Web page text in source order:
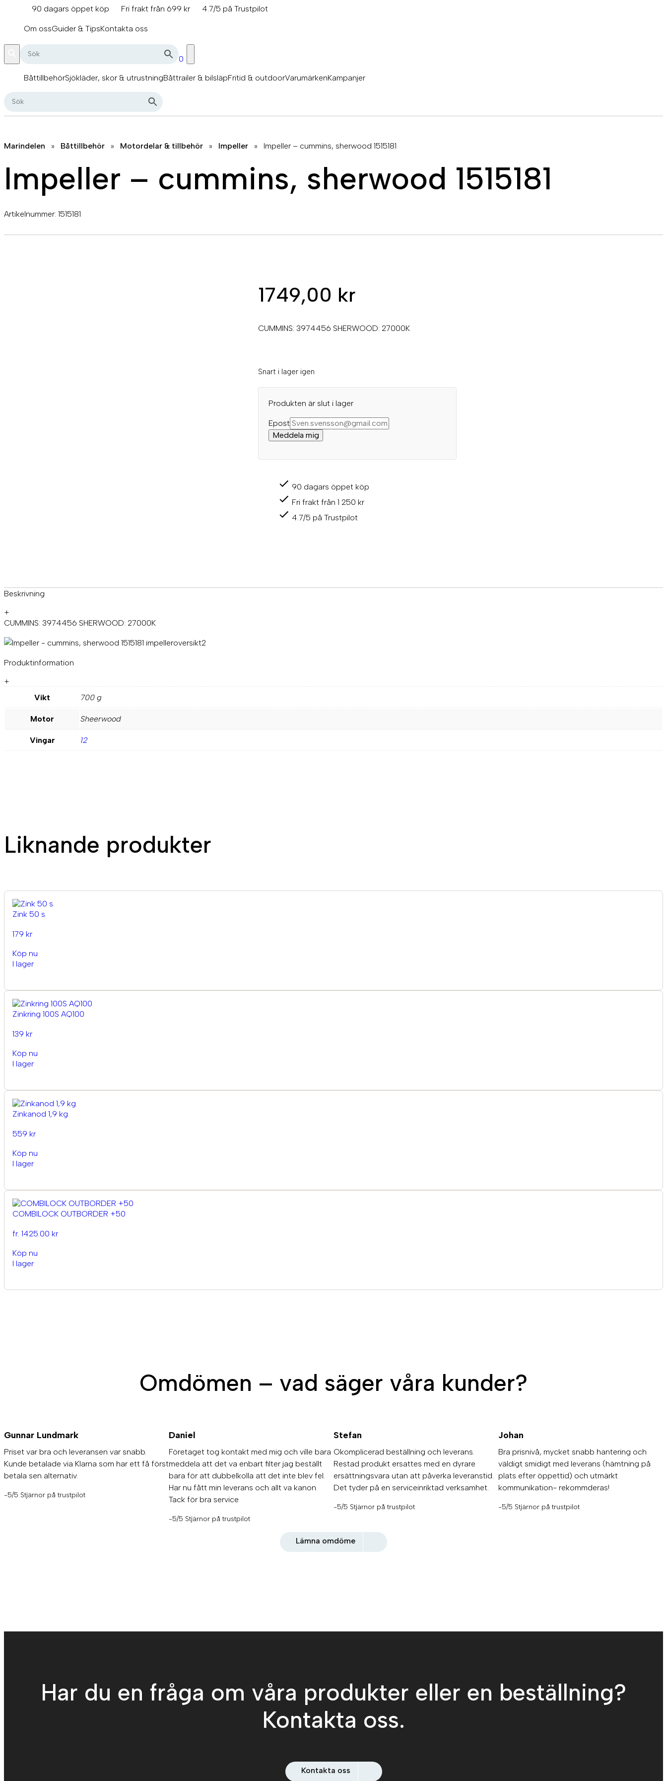
innehåll
90 dagars öppet köp Fri frakt från 699 kr
4.7/5 på Trustpilot
Om ossGuider & TipsKontakta oss
0
BåttillbehörSjökläder, skor & utrustningBåttrailer & bilsläpFritid & outdoorVarumärkenKampanjer
Marindelen » Båttillbehör » Motordelar & tillbehör » Impeller » Impeller – cummins, sherwood 1515181
Impeller – cummins, sherwood 1515181
Artikelnummer: 1515181
1749,00 kr
CUMMINS: 3974456 SHERWOOD: 27000K
Snart i lager igen
Produkten är slut i lager
Epost
Meddela mig
90 dagars öppet köp
Fri frakt från 1 250 kr
4.7/5 på Trustpilot
Beskrivning
+
CUMMINS: 3974456 SHERWOOD: 27000K
Produktinformation
+
Vikt
700 g
Motor Sheerwood
Vingar 12
Liknande produkter
Zink 50 s
179 kr
Köp nu
I lager
Zinkring 100S AQ100
139 kr
Köp nu
I lager
Zinkanod 1,9 kg
559 kr
Köp nu
I lager
COMBILOCK OUTBORDER +50
fr. 1425.00 kr
Köp nu
I lager
Omdömen – vad säger våra kunder?
Gunnar Lundmark
Priset var bra och leveransen var snabb.
Kunde betalade via Klarna som har ett få först
betala sen alternativ.
-5/5 Stjärnor på trustpilot
Daniel
Företaget tog kontakt med mig och ville bara
meddela att det va enbart filter jag beställt
bara för att dubbelkolla att det inte blev fel.
Har nu fått min leverans och allt va kanon.
Tack för bra service
-5/5 Stjärnor på trustpilot
Stefan
Okomplicerad beställning och leverans.
Restad produkt ersattes med en dyrare
ersättningsvara utan att påverka leveranstid.
Det tyder på en serviceinriktad verksamhet.
-5/5 Stjärnor på trustpilot
Johan
Bra prisnivå, mycket snabb hantering och
väldigt smidigt med leverans (hämtning på
plats efter öppettid) och utmärkt
kommunikation- rekommderas!
-5/5 Stjärnor på trustpilot
Lämna omdöme
Har du en fråga om våra produkter eller en beställning?
Kontakta oss.
Kontakta oss